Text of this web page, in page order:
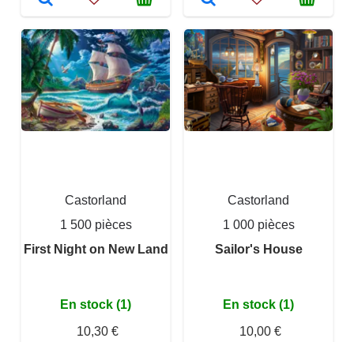
Castorland
1 500 pièces
First Night on New Land
En stock (1)
10,30 €
Castorland
1 000 pièces
Sailor's House
En stock (1)
10,00 €